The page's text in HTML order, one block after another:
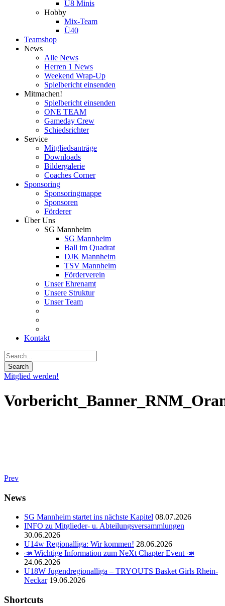
U8 Minis
Hobby
Mix-Team
Ü40
Teamshop
News
Alle News
Herren 1 News
Weekend Wrap-Up
Spielbericht einsenden
Mitmachen!
Spielbericht einsenden
ONE TEAM
Gameday Crew
Schiedsrichter
Service
Mitgliedsanträge
Downloads
Bildergalerie
Coaches Corner
Sponsoring
Sponsoringmappe
Sponsoren
Förderer
Über Uns
SG Mannheim
SG Mannheim
Ball im Quadrat
DJK Mannheim
TSV Mannheim
Förderverein
Unser Ehrenamt
Unsere Struktur
Unser Team
Kontakt
Mitglied werden!
Prev
News
SG Mannheim startet ins nächste Kapitel 08.07.2026
INFO zu Mitglieder- u. Abteilungsversammlungen
30.06.2026
U14w Regionalliga: Wir kommen! 28.06.2026
📣 Wichtige Information zum NeXt Chapter Event 📣
24.06.2026
U18W Jugendregionalliga – TRYOUTS Basket Girls Rhein-
Neckar 19.06.2026
Shortcuts